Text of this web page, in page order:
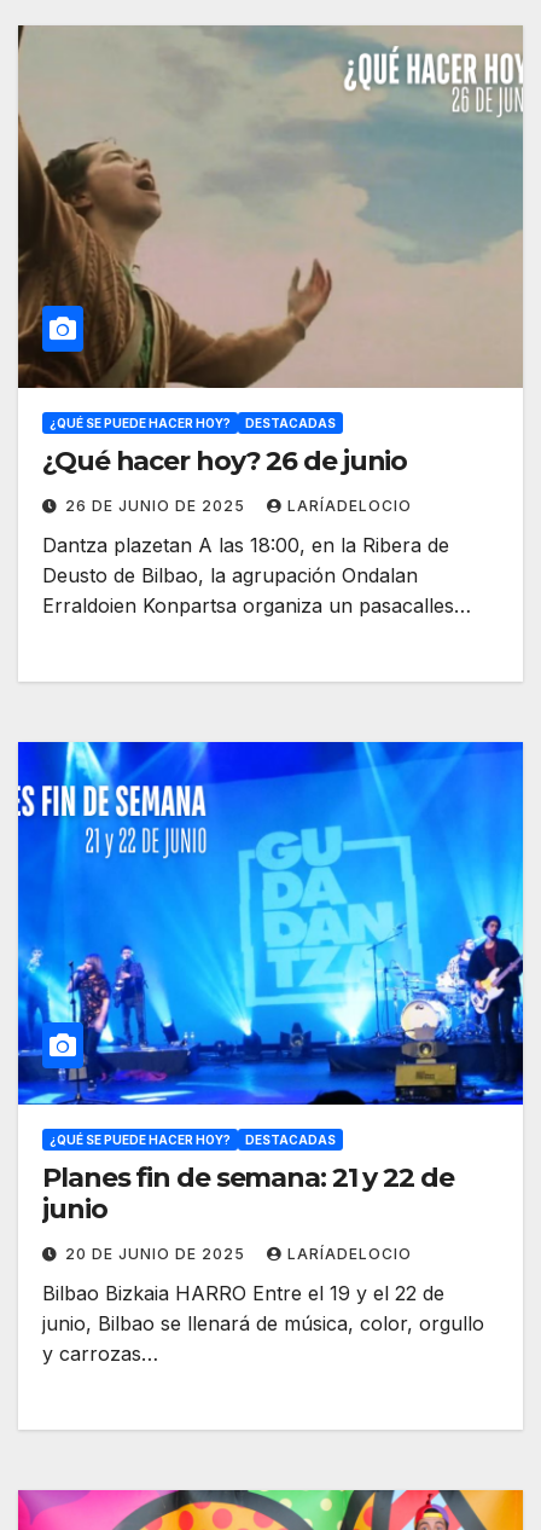
¿QUÉ SE PUEDE HACER HOY? DESTACADAS
¿Qué hacer hoy? 26 de junio
26 DE JUNIO DE 2025 LARÍADELOCIO
Dantza plazetan A las 18:00, en la Ribera de
Deusto de Bilbao, la agrupación Ondalan
Erraldoien Konpartsa organiza un pasacalles…
¿QUÉ SE PUEDE HACER HOY? DESTACADAS
Planes fin de semana: 21 y 22 de
junio
20 DE JUNIO DE 2025 LARÍADELOCIO
Bilbao Bizkaia HARRO Entre el 19 y el 22 de
junio, Bilbao se llenará de música, color, orgullo
y carrozas…